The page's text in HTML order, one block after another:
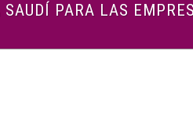
PARA LAS